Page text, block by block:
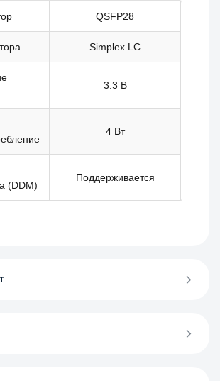
QSFP28
Simplex LC
3.3 В
4 Вт
(DDM)
Поддерживается